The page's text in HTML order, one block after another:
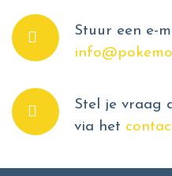
Stuur een e-
Stel je vraag
via het